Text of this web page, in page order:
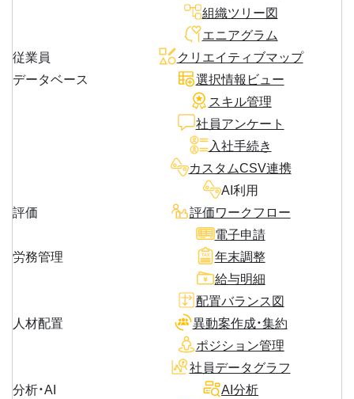
従業員
データベース
組織ツリー図
エニアグラム
クリエイティブマップ
選択情報ビュー
スキル管理
社員アンケート
入社手続き
カスタムCSV連携
AI利用
評価
評価ワークフロー
労務管理
電子申請
年末調整
給与明細
人材配置
配置バランス図
異動案作成・集約
ポジション管理
分析・AI
社員データグラフ
AI分析